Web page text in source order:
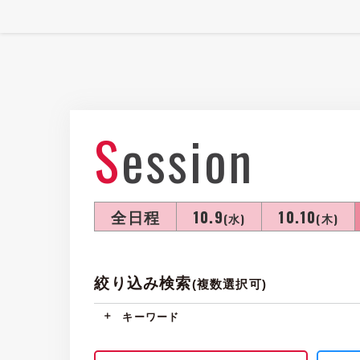
Session
全日程 10.9(水) 10.10(木)
絞り込み検索(複数選択可)
キーワード